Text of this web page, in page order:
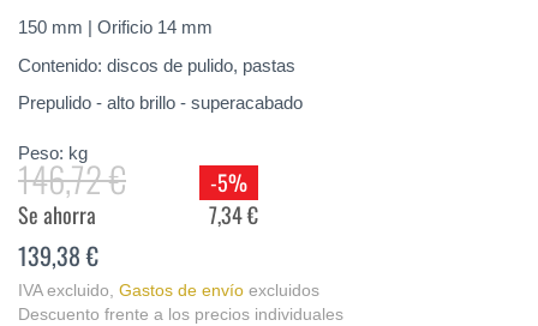
de
imágenes
150 mm | Orificio 14 mm
Contenido: discos de pulido, pastas
Prepulido - alto brillo - superacabado
Peso: kg
146,72 €
-5%
Se ahorra
7,34 €
139,38 €
IVA excluido, Gastos de envío excluidos
Descuento frente a los precios individuales